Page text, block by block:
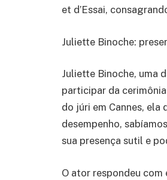
et d’Essai,
Juliette Binoche:
Juliette Binoche, uma
participar da
do júri em Cannes, ela
desempenho,
sua presença sutil e
O ator respondeu com